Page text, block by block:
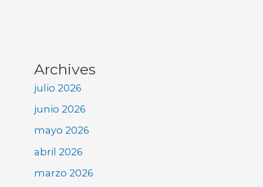
Archives
julio 2026
junio 2026
mayo 2026
abril 2026
marzo 2026